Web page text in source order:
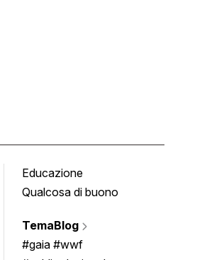
Educazione
Qualcosa di buono
TemaBlog
#gaia #wwf